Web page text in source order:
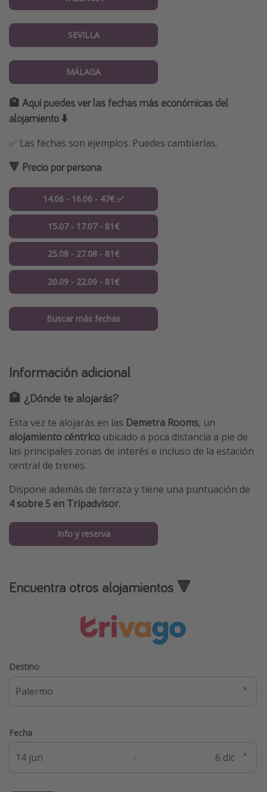
SEVILLA
MÁLAGA
🏨 Aquí puedes ver las fechas más económicas del
alojamiento ⬇️
✅ Las fechas son ejemplos. Puedes cambiarlas.
🔻 Precio por persona
14.06 - 16.06 - 47€ ✅
15.07 - 17.07 - 81€
25.08 - 27.08 - 81€
20.09 - 22.09 - 81€
Buscar más fechas
Información adicional
🏨 ¿Dónde te alojarás?
Esta vez te alojarás en las Demetra Rooms, un
alojamiento céntrico ubicado a poca distancia a pie de
las principales zonas de interés e incluso de la estación
central de trenes.
Dispone además de terraza y tiene una puntuación de
4 sobre 5 en Tripadvisor.
Info y reserva
Encuentra otros alojamientos 🔻
Destino
Fecha
-